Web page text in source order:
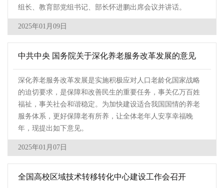
组长、教育部党组书记、部长怀进鹏出席会议并讲话。
2025年01月09日
中共中央 国务院关于深化养老服务改革发展的意见
深化养老服务改革发展是实施积极应对人口老龄化国家战略
的迫切要求，是保障和改善民生的重要任务，事关亿万百姓
福祉，事关社会和谐稳定。为加快建设适合我国国情的养老
服务体系，更好保障老有所养，让全体老年人安享幸福晚
年，现提出如下意见。
2025年01月07日
全国高校区域技术转移转化中心建设工作会召开